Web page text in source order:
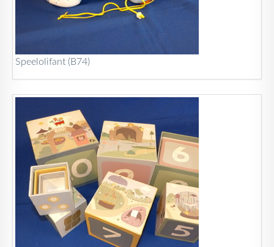
Speelolifant (B74)